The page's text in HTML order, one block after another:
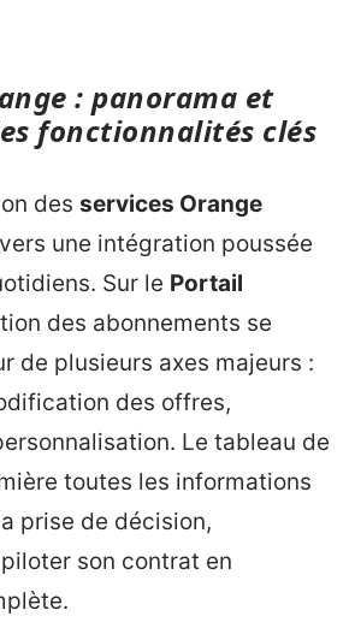
: panorama et
fonctionnalités clés
des services Orange
une intégration poussée
Sur le Portail
des abonnements se
de plusieurs axes majeurs :
des offres,
Le tableau de
toutes les informations
prise de décision,
son contrat en